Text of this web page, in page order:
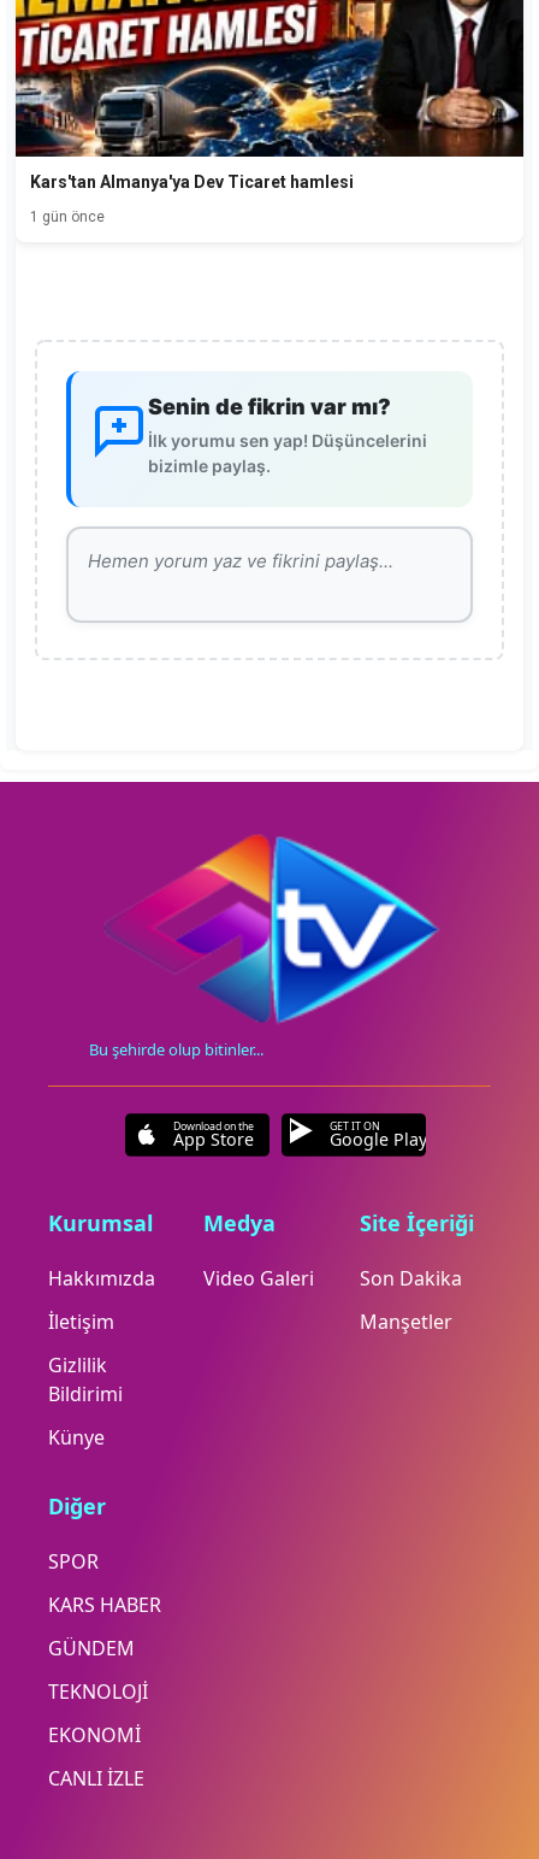
Kars'tan Almanya'ya Dev Ticaret hamlesi
1 gün önce
Senin de fikrin var mı?
İlk yorumu sen yap! Düşüncelerini
bizimle paylaş.
Bu şehirde olup bitinler...
Download on the
App Store
GET IT ON
Google Play
Kurumsal
Hakkımızda
İletişim
Gizlilik
Bildirimi
Künye
Medya
Video Galeri
Site İçeriği
Son Dakika
Manşetler
Diğer
SPOR
KARS HABER
GÜNDEM
TEKNOLOJİ
EKONOMİ
CANLI İZLE